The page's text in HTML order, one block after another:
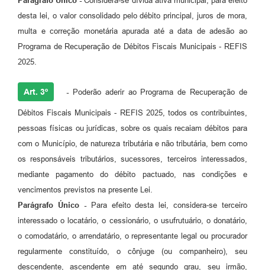
desta lei, o valor consolidado pelo débito principal, juros de mora,
multa e correção monetária apurada até a data de adesão ao
Programa de Recuperação de Débitos Fiscais Municipais - REFIS
2025.
Art. 3º -Poderão aderir ao Programa de Recuperação de
Débitos Fiscais Municipais - REFIS 2025, todos os contribuintes,
pessoas físicas ou jurídicas, sobre os quais recaiam débitos para
com o Município, de natureza tributária e não tributária, bem como
os responsáveis tributários, sucessores, terceiros interessados,
mediante pagamento do débito pactuado, nas condições e
vencimentos previstos na presente Lei.
Parágrafo Único -Para efeito desta lei, considera-se terceiro
interessado o locatário, o cessionário, o usufrutuário, o donatário,
o comodatário, o arrendatário, o representante legal ou procurador
regularmente constituído, o cônjuge (ou companheiro), seu
descendente, ascendente em até segundo grau, seu irmão,